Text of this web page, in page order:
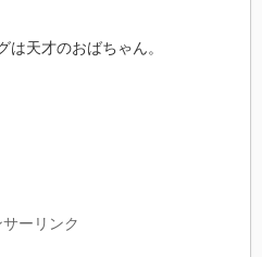
天才のおばちゃん。
ーリンク